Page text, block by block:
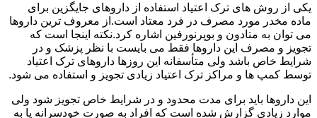
یکی از روش های ترک اعتیاد استفاده از داروهای جایگزین برای
ماده مخدر مورد مصرف در فرد معتاد است.از معروف ترین داروها
می توان به متادون و بوپرنورفین اشاره کرد.نکته اینجا است که
تجویز و مصرف این داروها فقط می بایست با نظر پزشک و در
شرایط خاص باشد ولی متأسفانه این روزها داروهای ترک اعتیاد
توسط کمپ ها و مراکز ترک اعتیاد زیادی تجویز و استفاده می شود.
این داروها باید برای مدت محدود و در شرایط خاص تجویز شود ولی
موارد زیادی گزارش شده است که افراد به صورت خودسرانه یا به